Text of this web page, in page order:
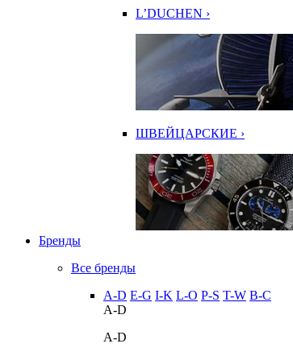
L’DUCHEN ›
ШВЕЙЦАРСКИЕ ›
Бренды
Все бренды
A-D E-G I-K L-O P-S T-W В-С
A-D
A-D